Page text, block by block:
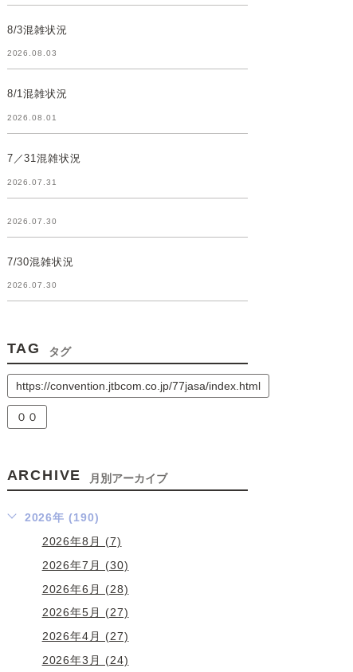
8/3混雑状況
2026.08.03
8/1混雑状況
2026.08.01
7／31混雑状況
2026.07.31
2026.07.30
7/30混雑状況
2026.07.30
TAG タグ
https://convention.jtbcom.co.jp/77jasa/index.html
００
ARCHIVE 月別アーカイブ
2026年 (190)
2026年8月 (7)
2026年7月 (30)
2026年6月 (28)
2026年5月 (27)
2026年4月 (27)
2026年3月 (24)